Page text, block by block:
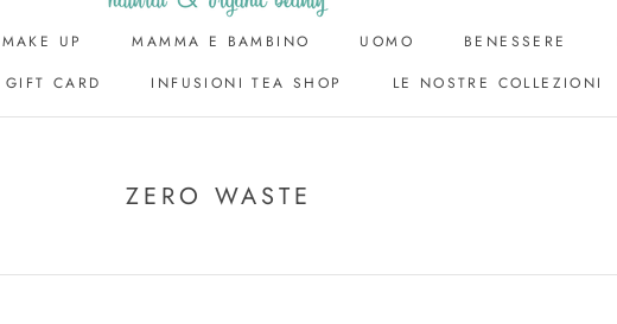
MAKE UP MAMMA E BAMBINO UOMO BENESSERE
GIFT CARD
INFUSIONI TEA SHOP LE NOSTRE COLLEZIONI
ZERO WASTE